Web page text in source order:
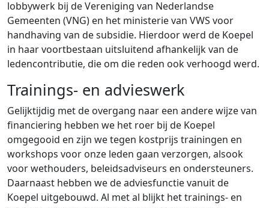
lobbywerk bij de Vereniging van Nederlandse
Gemeenten (VNG) en het ministerie van VWS voor
handhaving van de subsidie. Hierdoor werd de Koepel
in haar voortbestaan uitsluitend afhankelijk van de
ledencontributie, die om die reden ook verhoogd werd.
Trainings- en advieswerk
Gelijktijdig met de overgang naar een andere wijze van
financiering hebben we het roer bij de Koepel
omgegooid en zijn we tegen kostprijs trainingen en
workshops voor onze leden gaan verzorgen, alsook
voor wethouders, beleidsadviseurs en ondersteuners.
Daarnaast hebben we de adviesfunctie vanuit de
Koepel uitgebouwd. Al met al blijkt het trainings- en